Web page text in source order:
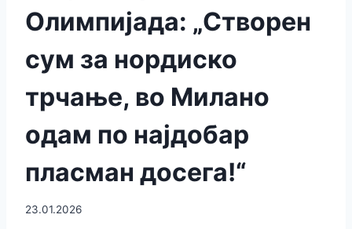
Олимпијада: „Створен
сум за нордиско
трчање, во Милано
одам по најдобар
пласман досега!“
23.01.2026